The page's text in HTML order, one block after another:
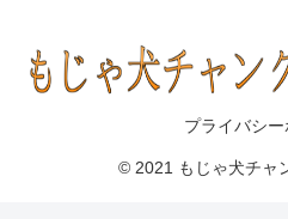
プライバシ
© 2021 もじゃ犬チャ